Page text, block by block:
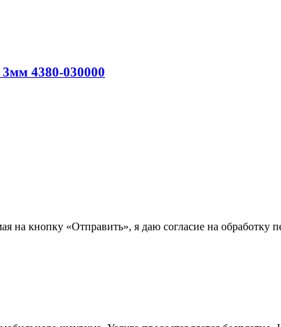
4380-030000
на кнопку «Отправить», я даю согласие на обработку